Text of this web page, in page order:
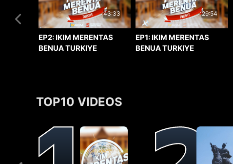
43:33
EP2: IKIM MERENTAS
BENUA TURKIYE
29:54
EP1: IKIM MERENTAS
BENUA TURKIYE
TOP10 VIDEOS